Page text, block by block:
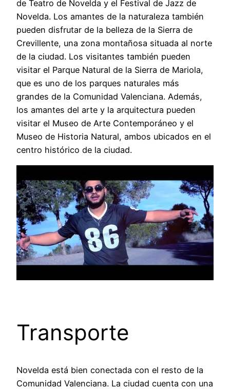
de Teatro de Novelda y el Festival de Jazz de
Novelda. Los amantes de la naturaleza también
pueden disfrutar de la belleza de la Sierra de
Crevillente, una zona montañosa situada al norte
de la ciudad. Los visitantes también pueden
visitar el Parque Natural de la Sierra de Mariola,
que es uno de los parques naturales más
grandes de la Comunidad Valenciana. Además,
los amantes del arte y la arquitectura pueden
visitar el Museo de Arte Contemporáneo y el
Museo de Historia Natural, ambos ubicados en el
centro histórico de la ciudad.
Transporte
Novelda está bien conectada con el resto de la
Comunidad Valenciana. La ciudad cuenta con una